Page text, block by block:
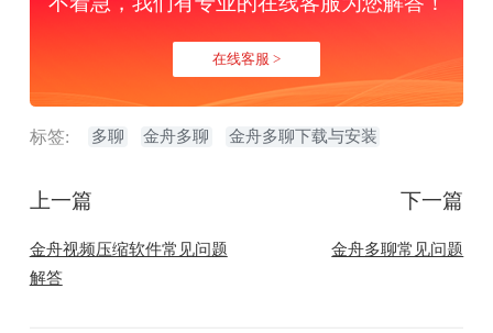
在线客服 >
标签: 多聊 金舟多聊 金舟多聊下载与安装
上一篇
金舟视频压缩软件常见问题
解答
下一篇
金舟多聊常见问题